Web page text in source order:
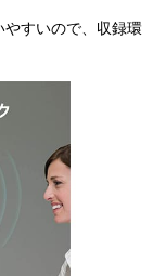
すいので、収録環